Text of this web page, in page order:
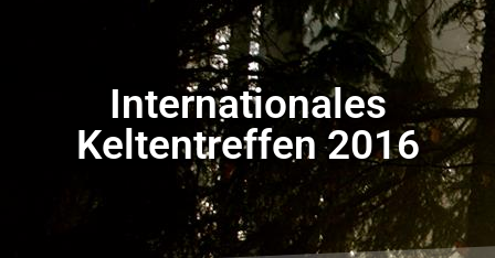
Internationales
Keltentreffen 2016